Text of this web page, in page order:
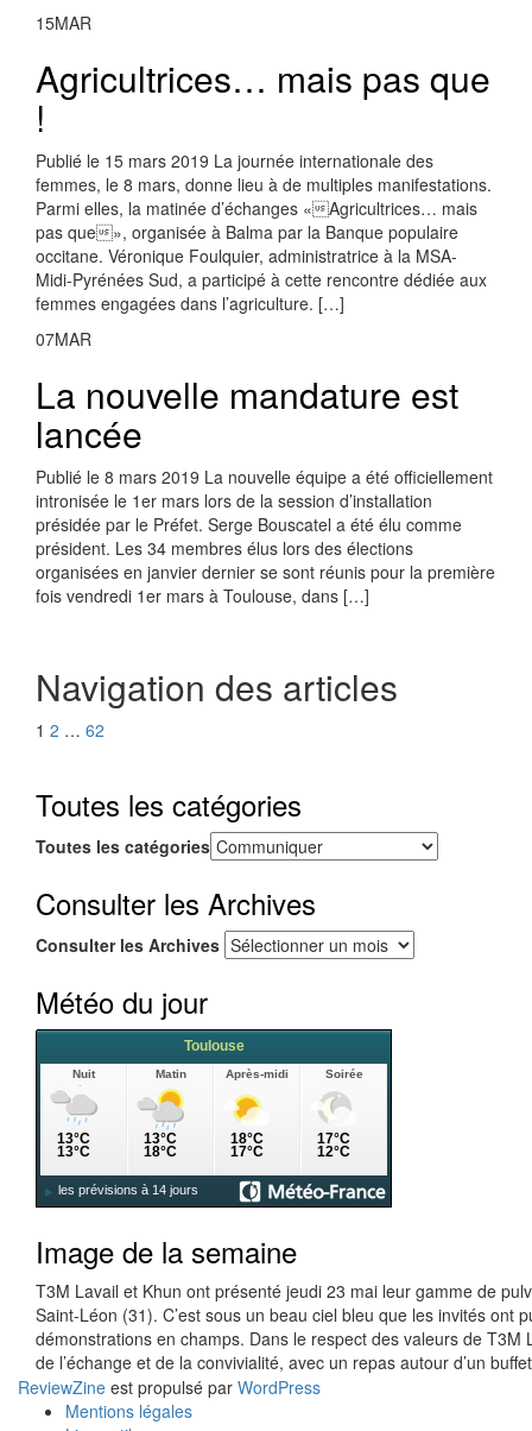
15MAR
Agricultrices… mais pas que
!
Publié le 15 mars 2019 La journée internationale des
femmes, le 8 mars, donne lieu à de multiples manifestations.
Parmi elles, la matinée d’échanges «Agricultrices… mais
pas que», organisée à Balma par la Banque populaire
occitane. Véronique Foulquier, administratrice à la MSA-
Midi-Pyrénées Sud, a participé à cette rencontre dédiée aux
femmes engagées dans l’agriculture. […]
07MAR
La nouvelle mandature est
lancée
Publié le 8 mars 2019 La nouvelle équipe a été officiellement
intronisée le 1er mars lors de la session d’installation
présidée par le Préfet. Serge Bouscatel a été élu comme
président. Les 34 membres élus lors des élections
organisées en janvier dernier se sont réunis pour la première
fois vendredi 1er mars à Toulouse, dans […]
Navigation des articles
1 2 … 62
Toutes les catégories
Toutes les catégories
Consulter les Archives
Consulter les Archives
Météo du jour
Image de la semaine
T3M Lavail et Khun ont présenté jeudi 23 mai leur gamme de
Saint-Léon (31). C’est sous un beau ciel bleu que les invités ont
démonstrations en champs. Dans le respect des valeurs de
de l’échange et de la convivialité, avec un repas autour d’un
ReviewZine est propulsé par WordPress
Mentions légales